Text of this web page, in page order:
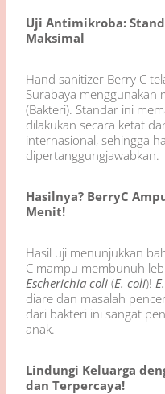
Uji Antimikroba:
Maksimal
Hand sanitizer Berry C
Surabaya menggunakan
(Bakteri). Standar ini
dilakukan secara ketat
internasional, sehingga
dipertanggungjawabkan.
Hasilnya? BerryC
Menit!
Hasil uji menunjukkan
C mampu membunuh
Escherichia coli (E. coli)!
diare dan masalah
dari bakteri ini sangat
anak.
Lindungi Keluarga
dan Terpercaya!